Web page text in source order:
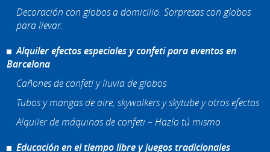
Decoración con globos a domicilio. Sorpresas con globos
para llevar.
Alquiler efectos especiales y confeti para eventos en
Barcelona
Cañones de confeti y lluvia de globos
Tubos y mangas de aire, skywalkers y skytube y otros efectos
Alquiler de máquinas de confeti – Hazlo tú mismo
Educación en el tiempo libre y juegos tradicionales